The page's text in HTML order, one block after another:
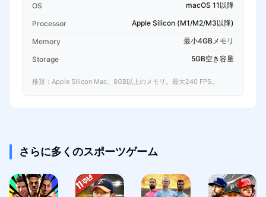
OS macOS 11以降
Processor Apple Silicon (M1/M2/M3以降)
Memory 最小4GBメモリ
Storage 5GB空き容量
推奨：Apple Silicon Mac、8GB以上のメモリ。最大240 FPS。
さらに多くのスポーツゲーム